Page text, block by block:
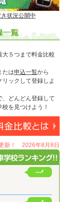
状況公開中
５つまで料金比較
たは申込一覧から
リックして登録しよ
どんどん登録して
を見つけよう！
新！ 2026年8月8日